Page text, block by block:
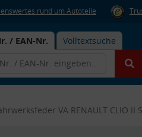
rund um Autoteile
/ EAN-Nr. Volltextsuche
VA RENAULT CLIO II